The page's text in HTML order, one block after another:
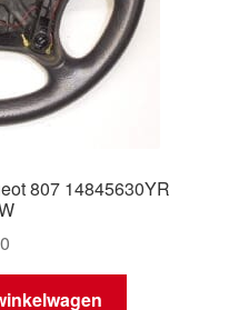
807 14845630YR